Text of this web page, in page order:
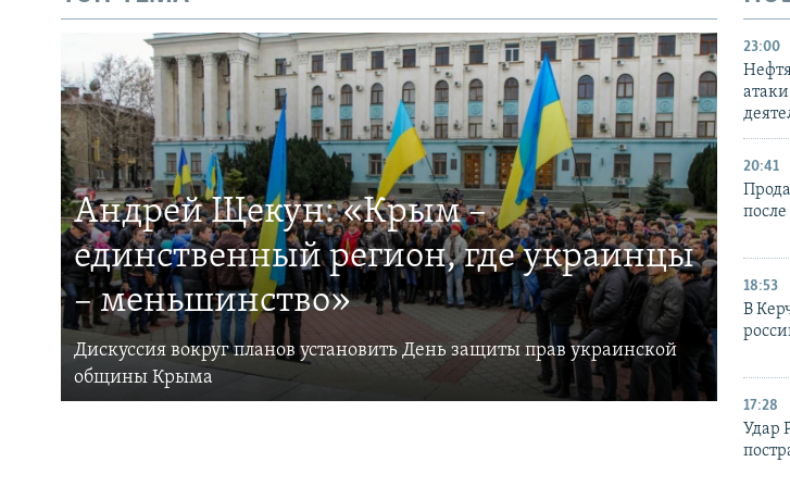
Андрей Щекун: «Крым –
единственный регион, где украинцы
– меньшинство»
Дискуссия вокруг планов установить День защиты прав украинской
общины Крыма
23:00
20:41
18:53
В
17:28
Удар